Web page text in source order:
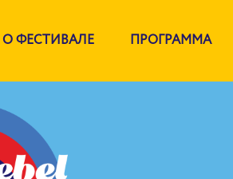
О ФЕСТИВАЛЕ ПРОГРАММА